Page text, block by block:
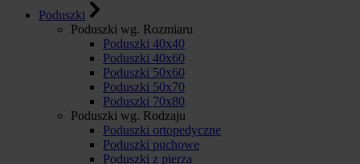
Poduszki
Poduszki wg. Rozmiaru
Poduszki 40x40
Poduszki 40x60
Poduszki 50x60
Poduszki 50x70
Poduszki 70x80
Poduszki wg. Rodzaju
Poduszki ortopedyczne
Poduszki puchowe
Poduszki z pierza